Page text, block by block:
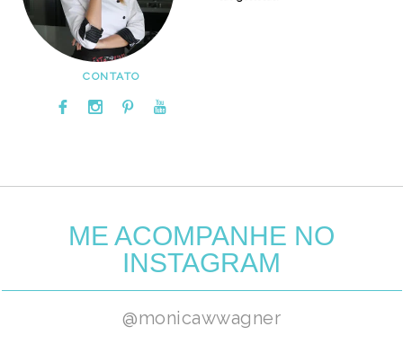
CONTATO
ME ACOMPANHE NO
INSTAGRAM
@monicawwagner